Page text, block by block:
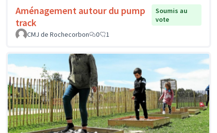
Aménagement autour du pump
track
Soumis au
vote
CMJ de Rochecorbon
0 1